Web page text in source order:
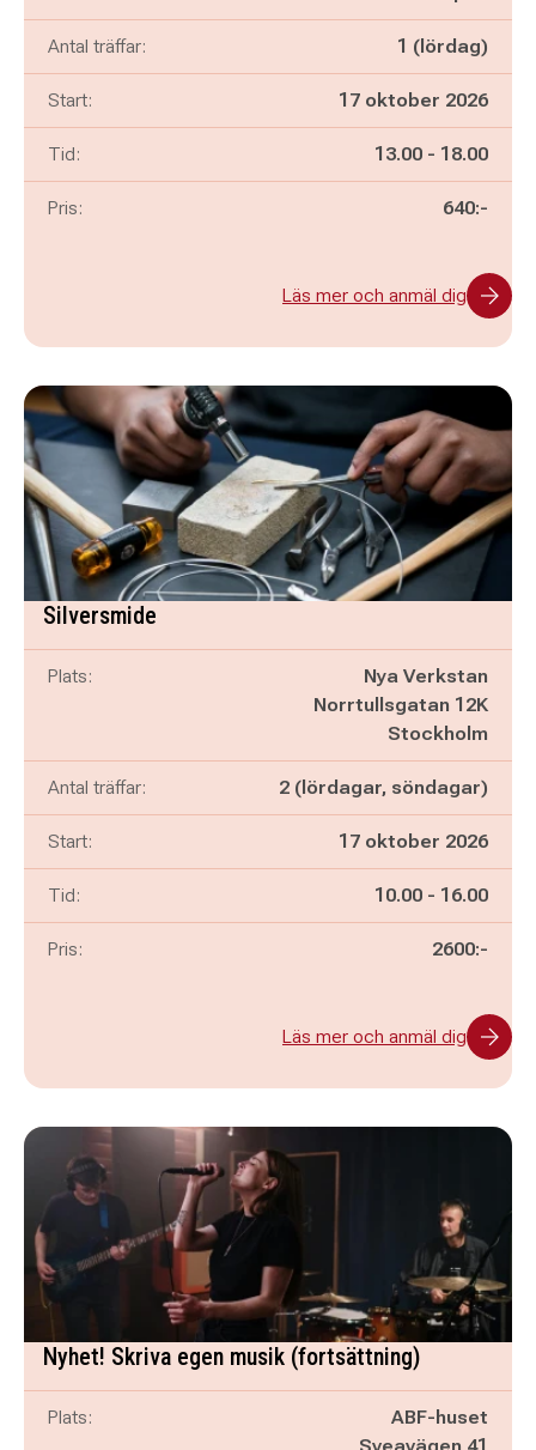
Antal träffar: 1 (lördag)
Start: 17 oktober 2026
Tid: Pågår mellan
13.00 - och
18.00
Pris: 640:-
Läs mer och anmäl dig
Silversmide
Plats:
Nya Verkstan
Norrtullsgatan 12K
Stockholm
Antal träffar: 2 (lördagar, söndagar)
Start: 17 oktober 2026
Tid: Pågår mellan
10.00 - och
16.00
Pris: 2600:-
Läs mer och anmäl dig
Nyhet! Skriva egen musik (fortsättning)
Plats:
ABF-huset